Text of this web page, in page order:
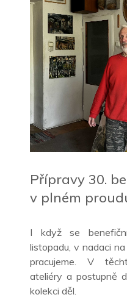
Přípravy 30.
v plném
I když se
listopadu, v nadaci
pracujeme. V
ateliéry a postupně
kolekci děl.